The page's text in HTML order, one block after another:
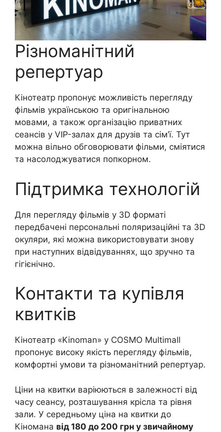
Різноманітний
репертуар
Кінотеатр пропонує можливість перегляду
фільмів українською та оригінальною
мовами, а також організацію приватних
сеансів у VIP-залах для друзів та сім’ї. Тут
можна вільно обговорювати фільми, сміятися
та насолоджуватися попкорном.
Підтримка технологій
Для перегляду фільмів у 3D форматі
передбачені персональні поляризаційні та 3D
окуляри, які можна використовувати знову
при наступних відвідуваннях, що зручно та
гігієнічно.
Контакти та купівля
квитків
Кінотеатр «Kinoman» у COSMO Multimall
пропонує високу якість перегляду фільмів,
комфортні умови та різноманітний репертуар.
Ціни на квитки варіюються в залежності від
часу сеансу, розташування крісла та рівня
зали. У середньому ціна на квитки до
Кіномана від 180 до 200 грн у звичайному